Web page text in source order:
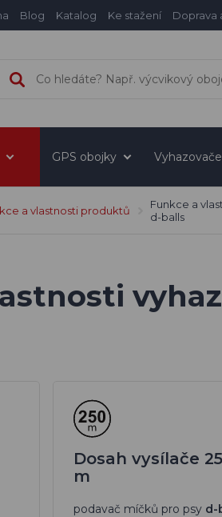
Blog Katalog Ke stažení Doprava
GPS obojky
a vlastnosti produktů
Funkce a
d-balls
Dosah vysílače
m
podavač míčků pro psy d-